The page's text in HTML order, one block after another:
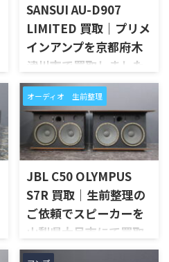
SANSUI AU-D907
LIMITED 買取｜プリメ
インアンプを京都府木
津川市で買取しました
京都府木津川市で、SANSUIの
プリメインアンプ「AU-D907
LIMITED」を出張買取させてい
ただきました。今回のお品物
は、AU-D907をベースに各部の
高品位化が図られたLimitedモ
デルで、左右チャンネルの音出
し状態、入力切替、ボリュー
ム、トーンコントロール、フォ
ノ入力、スピーカー出力、Pre
Out、Main Amp入力、外観コ
付属品の有無を確認しながら
オーディオ 生前整理
JBL C50 OLYMPUS
S7R 買取｜生前整理の
ご依頼でスピーカーを
山梨県大月市にて買取
しました